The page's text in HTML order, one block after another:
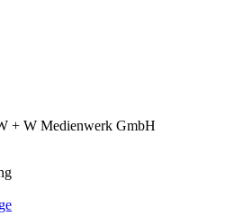
+ W Medienwerk GmbH